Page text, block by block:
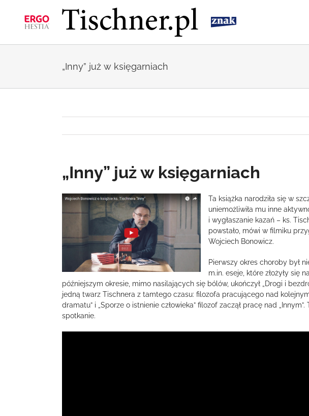
zawartości
„Inny” już w księgarniach
„Inny” już w księgarniach
Pokaż
Ta książka narodziła się w
uniemożliwiła mu inne
i wygłaszanie kazań – ks.
powstało, mówi w filmiku
Wojciech Bonowicz.
Pierwszy okres choroby był
m.in. eseje, które złożyły się
późniejszym okresie, mimo nasilających się bólów, ukończył „Drogi i
jedną twarz Tischnera z tamtego czasu: filozofa pracującego nad
dramatu” i „Sporze o istnienie człowieka” filozof zaczął pracę nad
spotkanie.